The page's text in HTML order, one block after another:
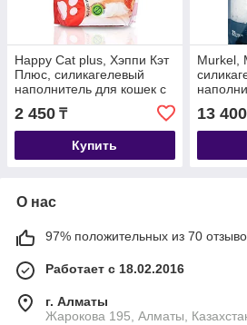
Happy Cat plus, Хэппи Кэт
Плюс, силикагелевый
наполнитель для кошек с
ароматом клубники,
уп.3,8л.
2 450 ₸
Купить
Murkel,
травы,
13 400
О нас
97% положительных из 70
Работает с 18.02.2016
г. Алматы
Жарокова 195, Алматы,